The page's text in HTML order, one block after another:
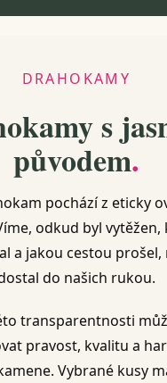
DRAHOKAMY
s
původem.
pochází z eticky
odkud byl vytěžen,
a jakou cestou prošel,
do našich rukou.
transparentnosti
pravost, kvalitu a
Vybrané kusy